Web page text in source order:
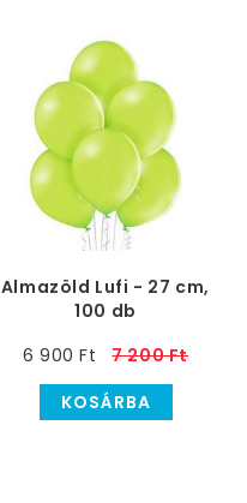
Almazöld Lufi - 27 cm,
100 db
6 900 Ft
7 200 Ft
KOSÁRBA